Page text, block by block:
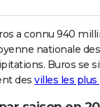
a connu 940
nationale
Buros se
des villes les